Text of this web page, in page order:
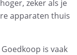
zeker als je
apparaten thuis
is vaak